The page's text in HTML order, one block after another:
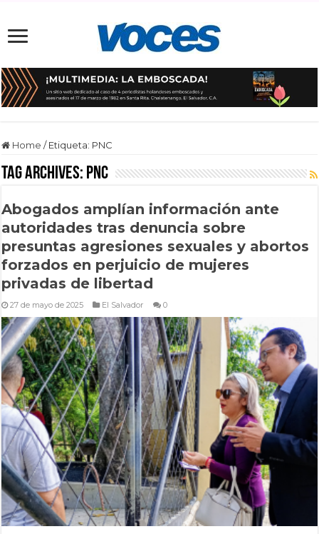
Home / Etiqueta: PNC
Tag Archives: PNC
Abogados amplían información ante
autoridades tras denuncia sobre
presuntas agresiones sexuales y abortos
forzados en perjuicio de mujeres
privadas de libertad
27 de mayo de 2025 El Salvador 0